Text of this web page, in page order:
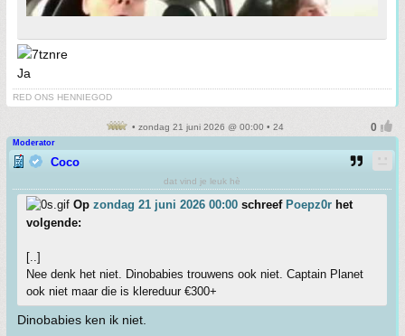
Ja
RED ONS HENNIEGOD
• zondag 21 juni 2026 @ 00:00 • 24
Moderator
Coco
dat vind je leuk hè
Op zondag 21 juni 2026 00:00 schreef Poepz0r het
volgende:
[..]
Nee denk het niet. Dinobabies trouwens ook niet. Captain Planet
ook niet maar die is klereduur €300+
Dinobabies ken ik niet.